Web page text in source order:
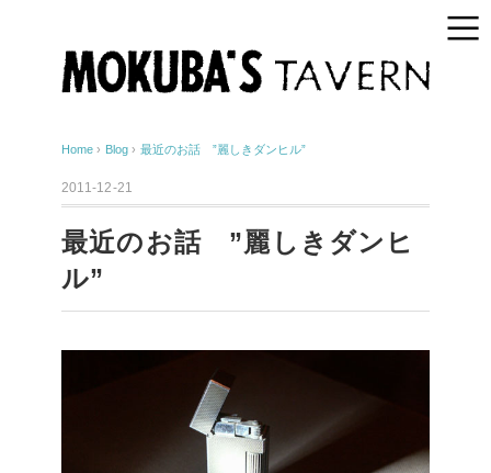
Home › Blog › 最近のお話 ”麗しきダンヒル”
2011-12-21
最近のお話 ”麗しきダンヒ
ル”